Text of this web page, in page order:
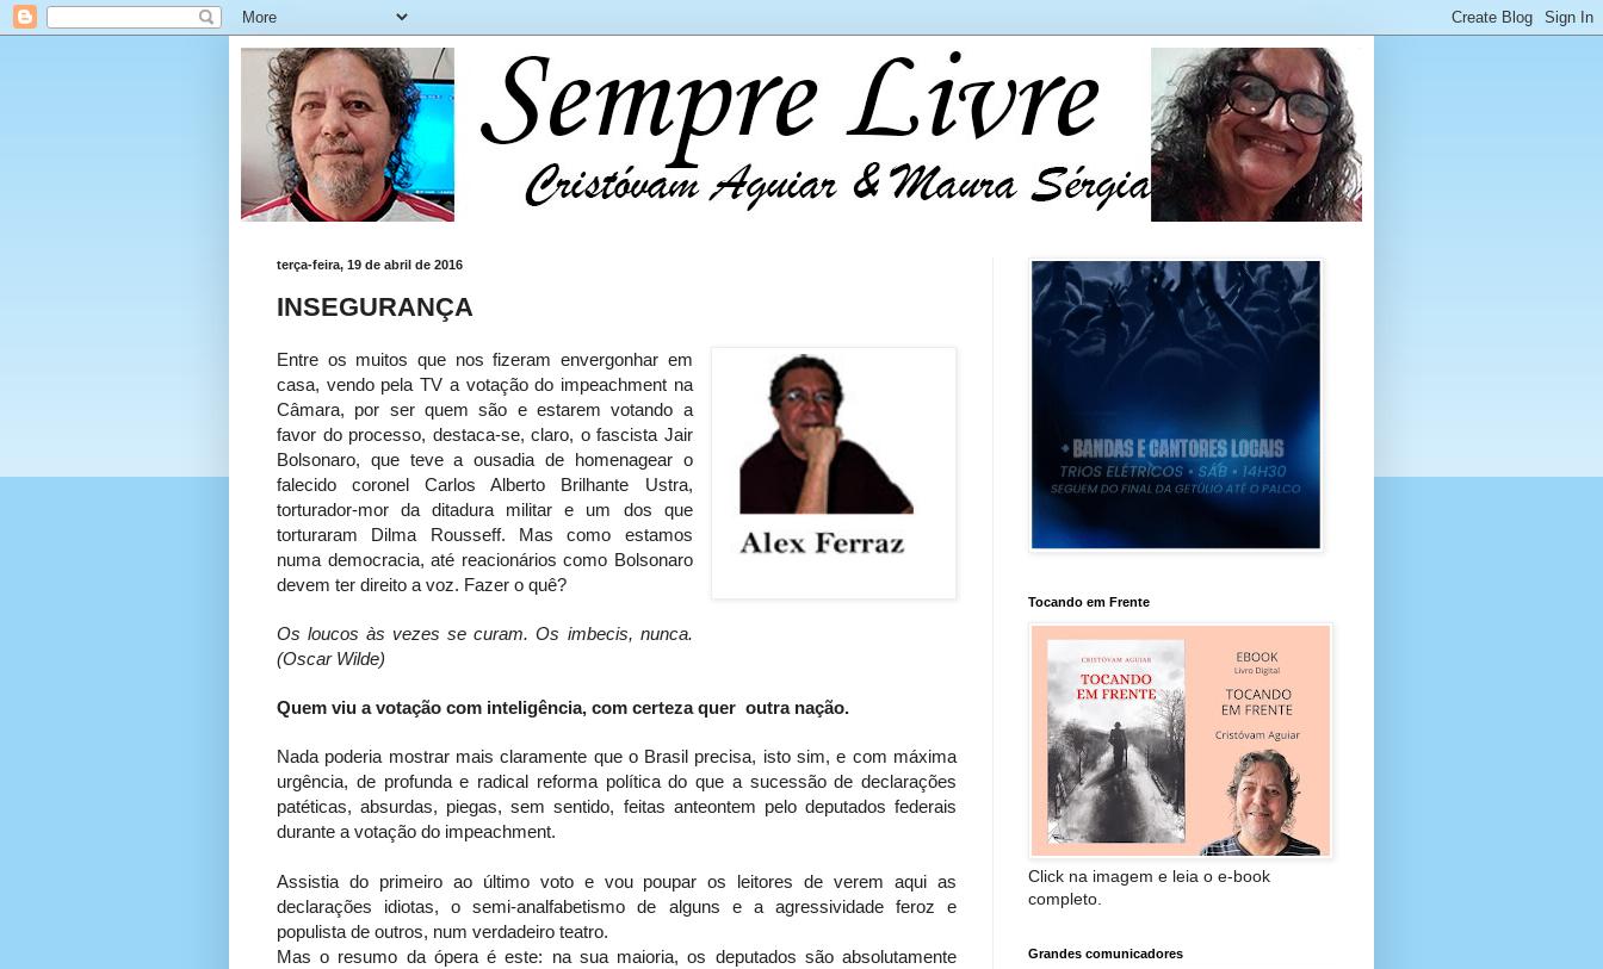
terça-feira, 19 de abril de 2016
INSEGURANÇA
Entre os muitos que nos fizeram envergonhar em
casa, vendo pela TV a votação do impeachment na
Câmara, por ser quem são e estarem votando a
favor do processo, destaca-se, claro, o fascista Jair
Bolsonaro, que teve a ousadia de homenagear o
falecido coronel Carlos Alberto Brilhante Ustra,
torturador-mor da ditadura militar e um dos que
torturaram Dilma Rousseff. Mas como estamos
numa democracia, até reacionários como Bolsonaro
devem ter direito a voz. Fazer o quê?
Os loucos às vezes se curam. Os imbecis, nunca.
(Oscar Wilde)
Quem viu a votação com inteligência, com certeza quer outra nação.
Nada poderia mostrar mais claramente que o Brasil precisa, isto sim, e com máxima
urgência, de profunda e radical reforma política do que a sucessão de declarações
patéticas, absurdas, piegas, sem sentido, feitas anteontem pelo deputados federais
durante a votação do impeachment.
Assistia do primeiro ao último voto e vou poupar os leitores de verem aqui as
declarações idiotas, o semi-analfabetismo de alguns e a agressividade feroz e
populista de outros, num verdadeiro teatro.
Mas o resumo da ópera é este: na sua maioria, os deputados são absolutamente
Tocando em Frente
Click na imagem e leia o e-book
completo.
Grandes comunicadores